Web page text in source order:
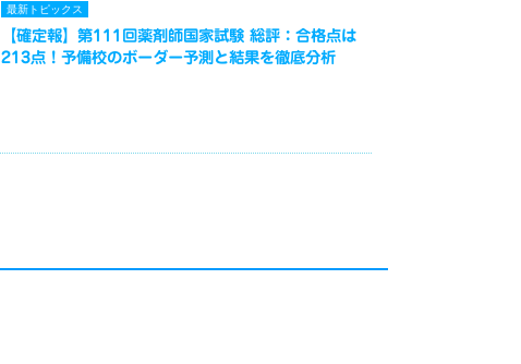
最新トピックス
【確定報】第111回薬剤師国家試験 総評：合格点は
213点！予備校のボーダー予測と結果を徹底分析